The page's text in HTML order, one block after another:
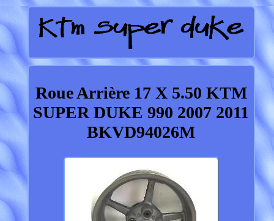
Roue Arrière 17 X 5.50 KTM
SUPER DUKE 990 2007 2011
BKVD94026M